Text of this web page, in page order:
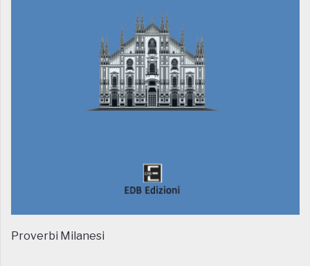
Proverbi Milanesi